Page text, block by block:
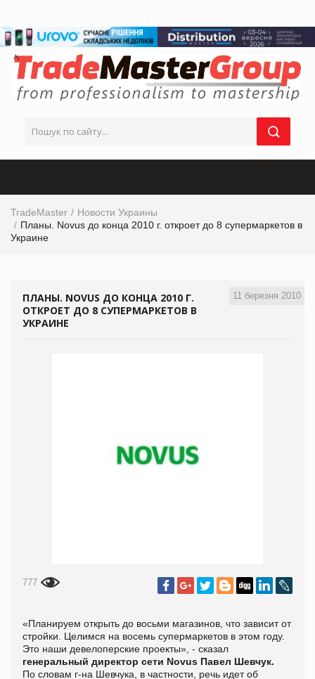
TradeMaster
Новости Украины
Планы. Novus до конца 2010 г. откроет до 8 супермаркетов в
Украине
11 березня 2010
ПЛАНЫ. NOVUS ДО КОНЦА 2010 Г.
ОТКРОЕТ ДО 8 СУПЕРМАРКЕТОВ В
УКРАИНЕ
777
«Планируем открыть до восьми магазинов, что зависит от
стройки. Целимся на восемь супермаркетов в этом году.
Это наши девелоперские проекты», - сказал
генеральный директор сети Novus Павел Шевчук.
По словам г-на Шевчука, в частности, речь идет об